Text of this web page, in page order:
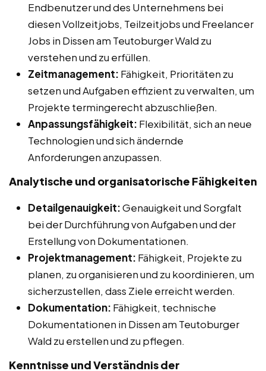
Endbenutzer und des Unternehmens bei
diesen Vollzeitjobs, Teilzeitjobs und Freelancer
Jobs in Dissen am Teutoburger Wald zu
verstehen und zu erfüllen.
Zeitmanagement: Fähigkeit, Prioritäten zu
setzen und Aufgaben effizient zu verwalten, um
Projekte termingerecht abzuschließen.
Anpassungsfähigkeit: Flexibilität, sich an neue
Technologien und sich ändernde
Anforderungen anzupassen.
Analytische und organisatorische Fähigkeiten
Detailgenauigkeit:Genauigkeit und Sorgfalt
bei der Durchführung von Aufgaben und der
Erstellung von Dokumentationen.
Projektmanagement: Fähigkeit, Projekte zu
planen, zu organisieren und zu koordinieren, um
sicherzustellen, dass Ziele erreicht werden.
Dokumentation: Fähigkeit, technische
Dokumentationen in Dissen am Teutoburger
Wald zu erstellen und zu pflegen.
Kenntnisse und Verständnis der